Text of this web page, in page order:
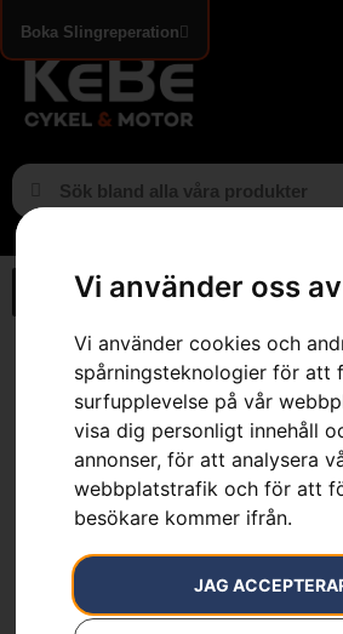
Vi använder oss
Vi använder cookies och
spårningsteknologier för att
surfupplevelse på vår
visa dig personligt innehåll
annonser, för att analysera
webbplatstrafik och för att
besökare kommer ifrån.
JAG
Boka Slingreperation
» Webbutik»Husqvarna LB 553SQe